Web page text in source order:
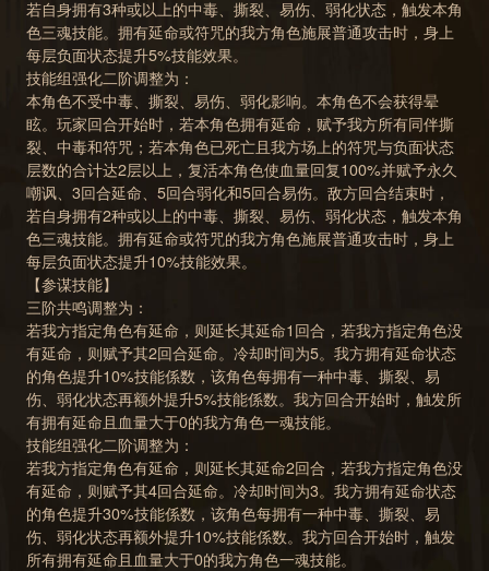
若自身拥有3种或以上的中毒、撕裂、易伤、弱化状态，触发本角
色三魂技能。拥有延命或符咒的我方角色施展普通攻击时，身上
每层负面状态提升5%技能效果。
技能组强化二阶调整为：
本角色不受中毒、撕裂、易伤、弱化影响。本角色不会获得晕
眩。玩家回合开始时，若本角色拥有延命，赋予我方所有同伴撕
裂、中毒和符咒；若本角色已死亡且我方场上的符咒与负面状态
层数的合计达2层以上，复活本角色使血量回复100%并赋予永久
嘲讽、3回合延命、5回合弱化和5回合易伤。敌方回合结束时，
若自身拥有2种或以上的中毒、撕裂、易伤、弱化状态，触发本角
色三魂技能。拥有延命或符咒的我方角色施展普通攻击时，身上
每层负面状态提升10%技能效果。
【参谋技能】
三阶共鸣调整为：
若我方指定角色有延命，则延长其延命1回合，若我方指定角色没
有延命，则赋予其2回合延命。冷却时间为5。我方拥有延命状态
的角色提升10%技能係数，该角色每拥有一种中毒、撕裂、易
伤、弱化状态再额外提升5%技能係数。我方回合开始时，触发所
有拥有延命且血量大于0的我方角色一魂技能。
技能组强化二阶调整为：
若我方指定角色有延命，则延长其延命2回合，若我方指定角色没
有延命，则赋予其4回合延命。冷却时间为3。我方拥有延命状态
的角色提升30%技能係数，该角色每拥有一种中毒、撕裂、易
伤、弱化状态再额外提升10%技能係数。我方回合开始时，触发
所有拥有延命且血量大于0的我方角色一魂技能。